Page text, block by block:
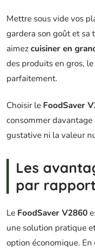
Mettre sous vide vos
gardera son goût et sa
aimezcuisiner en
des produits en gros, le
parfaitement.
Choisir le FoodSaver
consommer davantage
gustative ni la valeur
Les
par
Le FoodSaver V2860
une solution pratique
option économique.